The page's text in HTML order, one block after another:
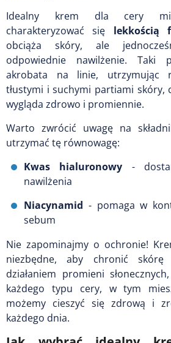
Idealny krem dla cery
charakteryzować się lekkością
obciąża skóry, ale
odpowiednie nawilżenie. Taki
akrobata na linie, utrzymując
tłustymi i suchymi partiami skóry,
wygląda zdrowo i promiennie.
Warto zwrócić uwagę na
utrzymać tę równowagę:
Kwas hialuronowy -
nawilżenia
Niacynamid - pomaga w
sebum
Nie zapominajmy o ochronie!
niezbędne, aby chronić skórę
działaniem promieni
każdego typu cery, w tym
możemy cieszyć się zdrową i
każdego dnia.